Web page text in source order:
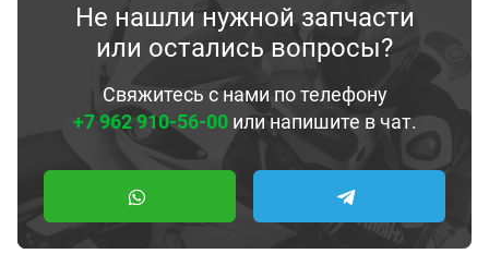
Не нашли нужной запчасти
или остались вопросы?
Свяжитесь с нами по телефону
+7 962 910-56-00или напишите в чат.